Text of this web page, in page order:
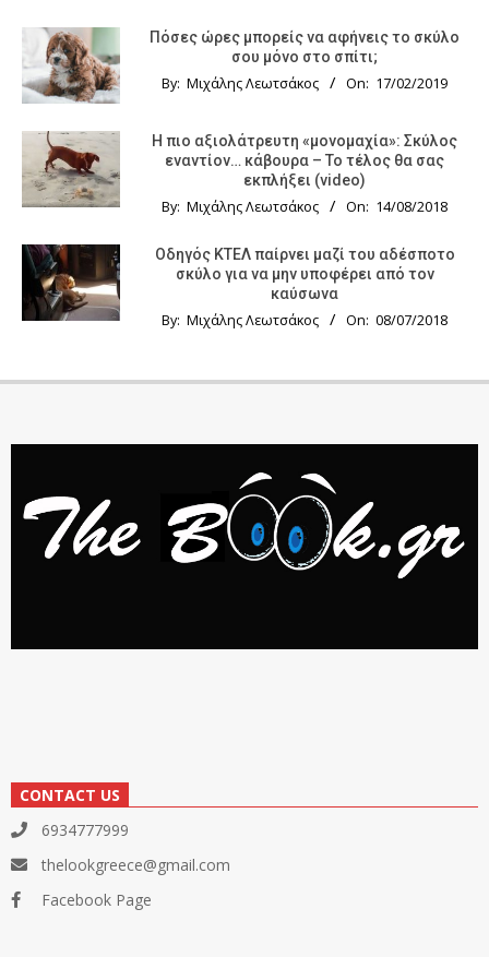
Πόσες ώρες μπορείς να αφήνεις το σκύλο
σου μόνο στο σπίτι;
By: Μιχάλης Λεωτσάκος On: 17/02/2019
Η πιο αξιολάτρευτη «μονομαχία»: Σκύλος
εναντίον… κάβουρα – Το τέλος θα σας
εκπλήξει (video)
By: Μιχάλης Λεωτσάκος On: 14/08/2018
Οδηγός KTΕΛ παίρνει μαζί του αδέσποτο
σκύλο για να μην υποφέρει από τον
καύσωνα
By: Μιχάλης Λεωτσάκος On: 08/07/2018
CONTACT US
6934777999
thelookgreece@gmail.com
Facebook Page